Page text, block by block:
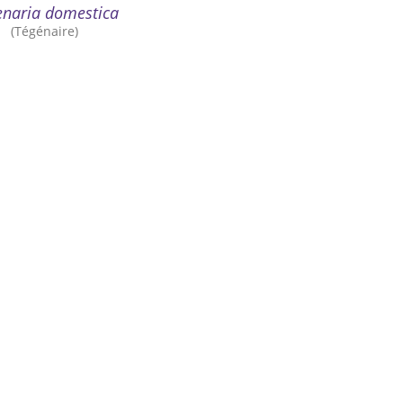
domestica
(Tégénaire)